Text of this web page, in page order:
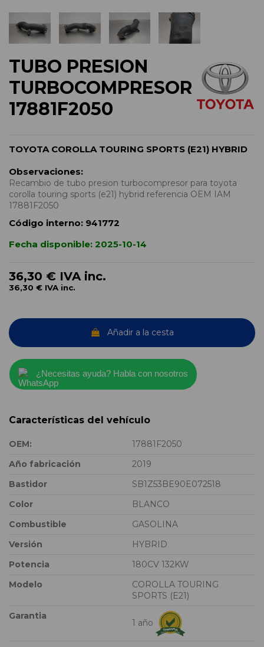
TUBO PRESION
TURBOCOMPRESOR
17881F2050
TOYOTA COROLLA TOURING SPORTS (E21) HYBRID
Observaciones:
Recambio de tubo presion turbocompresor para toyota
corolla touring sports (e21) hybrid referencia OEM IAM
17881F2050
Código interno: 941772
Fecha disponible: 2025-10-14
36,30 € IVA inc.
36,30 € IVA inc.
Añadir a la cesta
¿Necesitas ayuda? Habla con nosotros
Características del vehículo
OEM:
17881F2050
Año fabricación
2019
Bastidor
SB1Z53BE90E072518
Color
BLANCO
Combustible
GASOLINA
Versión
HYBRID
Potencia
180CV 132KW
Modelo
COROLLA TOURING
SPORTS (E21)
Garantia
1 año